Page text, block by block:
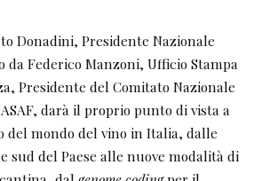
Donadini, Presidente Nazionale
da Federico Manzoni, Ufficio Stampa
Presidente del Comitato Nazionale
darà il proprio punto di vista a
del mondo del vino in Italia, dalle
sud del Paese alle nuove modalità di